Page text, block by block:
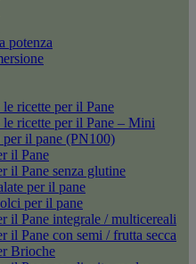
potenza
ricette per il Pane
le ricette per il Pane – Mini
per il pane (PN100)
il Pane
il Pane senza glutine
per il pane
per il pane
il Pane integrale / multicereali
il Pane con semi / frutta secca
Brioche